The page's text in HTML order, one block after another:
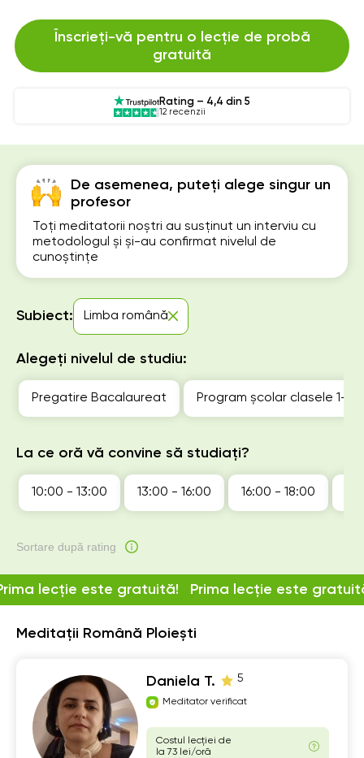
Meditații Română Ploiești
Daniela T. 5
Meditator verificat
Costul lecției de
la 73 lei/oră
lecție este gratuită! Prima lecție este
De asemenea, puteți alege singur un
profesor
Toți meditatorii noștri au susținut un interviu cu
metodologul și și-au confirmat nivelul de
cunoștințe
Subiect: Limba română
Alegeți nivelul de studiu:
Pregatire Bacalaureat Program școlar clasele 1-4
La ce oră vă convine să studiați?
10:00 - 13:00 13:00 - 16:00 16:00 - 18:00
Sortare după rating
Înscrieți-vă pentru o lecție de probă
gratuită
Rating – 4,4 din 5
12 recenzii